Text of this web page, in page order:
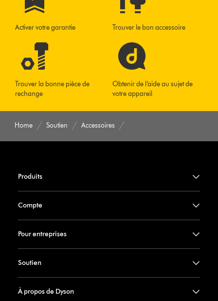
Activer votre garantie Trouver le bon accessoire
Trouver la bonne pièce de
rechange
Obtenir de l’aide au sujet de
votre appareil
Home Soutien Accessoires
Produits
Compte
Pour entreprises
Soutien
À propos de Dyson